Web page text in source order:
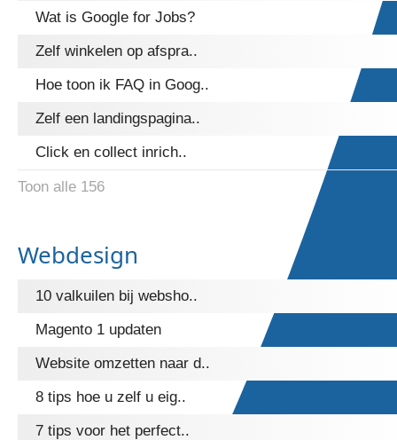
Wat is Google for Jobs?
Zelf winkelen op afspra..
Hoe toon ik FAQ in Goog..
Zelf een landingspagina..
Click en collect inrich..
Toon alle 156
Webdesign
10 valkuilen bij websho..
Magento 1 updaten
Website omzetten naar d..
8 tips hoe u zelf u eig..
7 tips voor het perfect..